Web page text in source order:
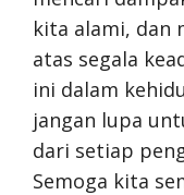
kita alami, dan
atas segala
ini dalam
jangan lupa
dari setiap
Semoga kita